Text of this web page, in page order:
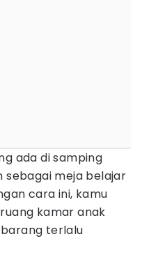
ada di samping
sebagai meja belajar
cara ini, kamu
kamar anak
terlalu